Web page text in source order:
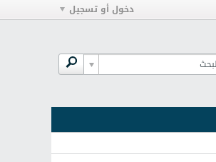
دخول أو تسجيل